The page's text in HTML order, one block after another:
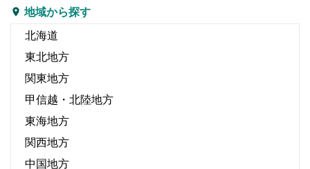
地域から探す
北海道
東北地方
関東地方
甲信越・北陸地方
東海地方
関西地方
中国地方